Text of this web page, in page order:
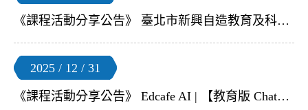
《課程活動分享公告》 臺北市新興自造教育及科技中心 | 【RECF 世界賽公益培訓】教師研習
2025 / 12 / 31
《課程活動分享公告》 Edcafe AI | 【教育版 ChatGPT–Edcafe AI】1 月免費線上教師研習